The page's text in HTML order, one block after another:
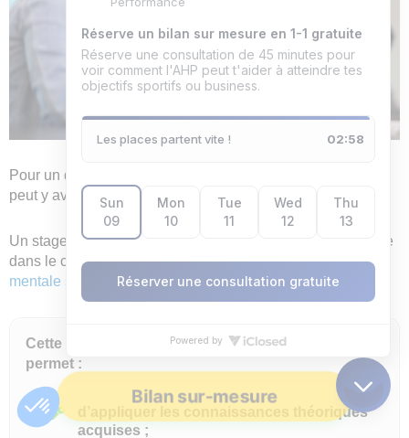
Pour un diplôme universitaire, selon la formation choisie, il
peut y avoir un stage en situation professionnelle.
Un stage pratique est souvent une exigence incontournable
dans le cadre d’un diplôme universitaire enpréparation
mentale sport
Cette immersion dans le monde professionnel
permet :
d’appliquer les connaissances théoriques
acquises ;
Bilan sur-mesure